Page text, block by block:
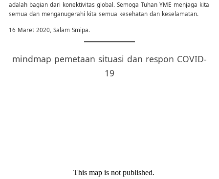
adalah bagian dari konektivitas global. Semoga Tuhan YME menjaga kita
semua dan menganugerahi kita semua kesehatan dan keselamatan.
16 Maret 2020, Salam Smipa.
mindmap pemetaan situasi dan respon COVID-
19